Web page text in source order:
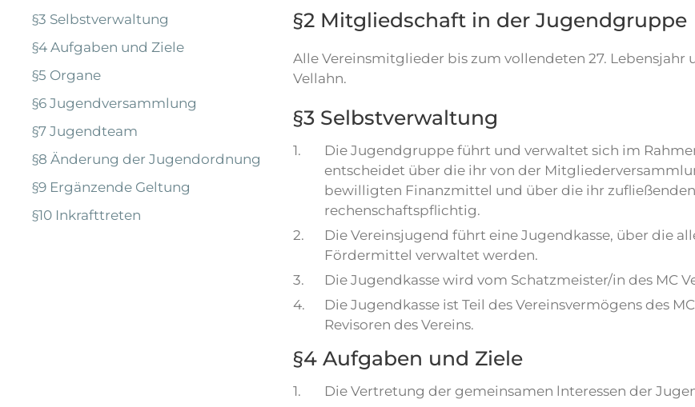
§3 Selbstverwaltung
§4 Aufgaben und Ziele
§5 Organe
§6 Jugendversammlung
§7 Jugendteam
§8 Änderung der Jugendordnung
§9 Ergänzende Geltung
§10 Inkrafttreten
§2 Mitgliedschaft in der Jugendgruppe
Alle Vereinsmitglieder bis zum vollendeten 27.
Vellahn.
§3 Selbstverwaltung
1.
Die Jugendgruppe führt und verwaltet sich im
entscheidet über die ihr von der
bewilligten Finanzmittel und über die ihr
rechenschaftspflichtig.
2.
Die Vereinsjugend führt eine Jugendkasse, über die
Fördermittel verwaltet werden.
3.
Die Jugendkasse wird vom Schatzmeister/in des MC
4.
Die Jugendkasse ist Teil des Vereinsvermögens des
Revisoren des Vereins.
§4 Aufgaben und Ziele
1.
Die Vertretung der gemeinsamen lnteressen der